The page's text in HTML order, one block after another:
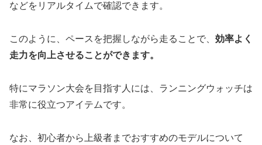
などをリアルタイムで確認できます。
このように、ペースを把握しながら走ることで、 効率よく
走力を向上させることができます。
特にマラソン大会を目指す人には、ランニングウォッチは
非常に役立つアイテムです。
なお、初心者から上級者までおすすめのモデルについて